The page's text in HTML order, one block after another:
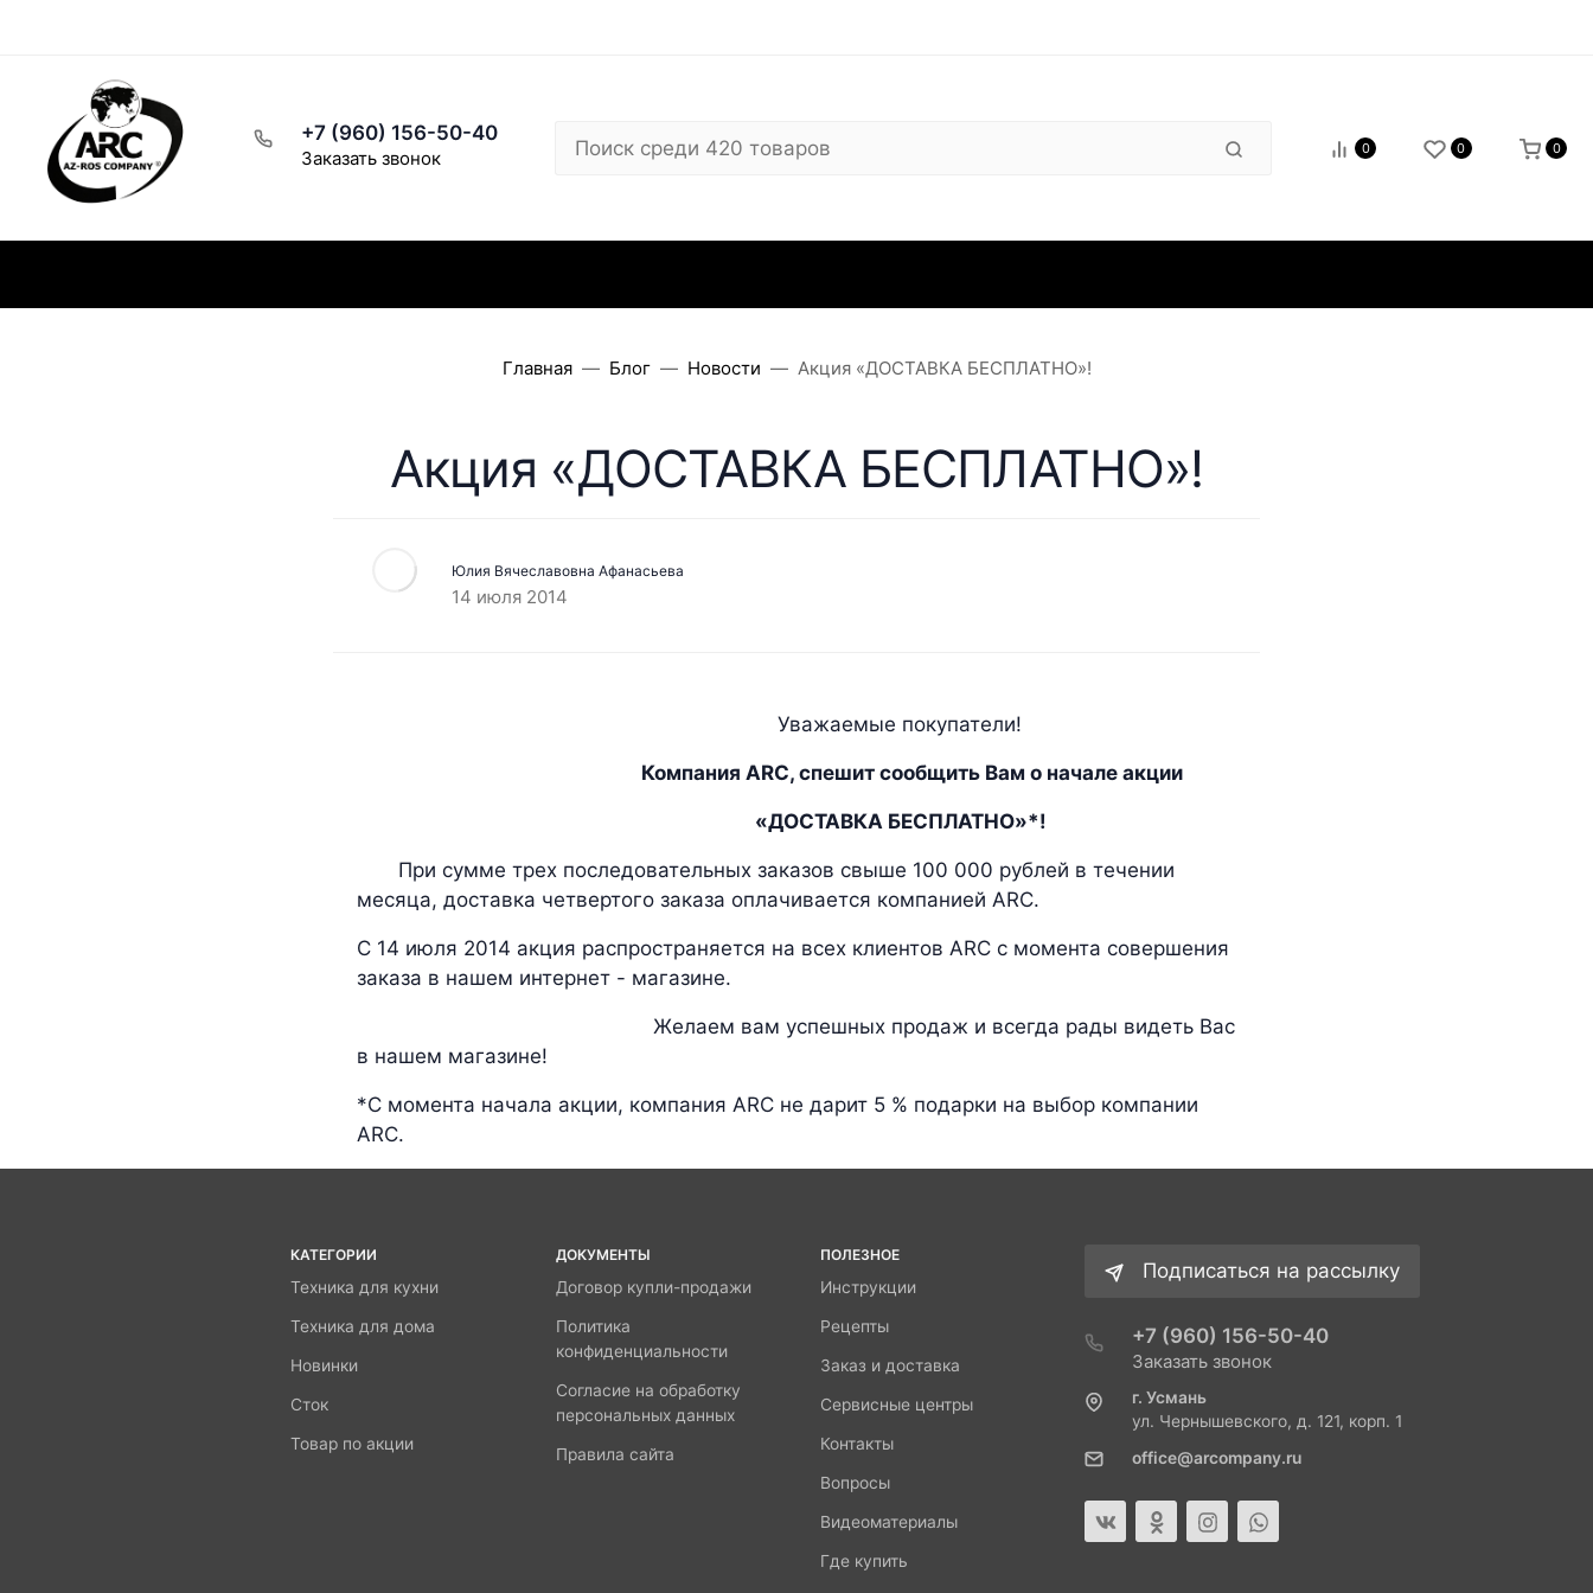
+7 (960) 156-50-40
Заказать звонок 0 0 0
Главная Блог Новости Акция «ДОСТАВКА БЕСПЛАТНО»!
Акция «ДОСТАВКА БЕСПЛАТНО»!
Юлия Вячеславовна Афанасьева
14 июля 2014
Уважаемые покупатели!
КомпанияARC, спешит сообщить Вам о начале акции
«ДОСТАВКА БЕСПЛАТНО»*!
При сумме трех последовательных заказов свыше 100 000 рублей в течении
месяца, доставка четвертого заказа оплачивается компанией ARC.
С 14 июля 2014 акция распространяется на всех клиентов ARC с момента совершения
заказа в нашем интернет - магазине.
Желаем вам успешных продаж и всегда рады видеть Вас
в нашем магазине!
*С момента начала акции, компания ARC не дарит 5 % подарки на выбор компании
ARC.
КАТЕГОРИИ
Техника для кухни
Техника для дома
Новинки
Сток
Товар по акции
ДОКУМЕНТЫ
Договор купли-продажи
Политика
конфиденциальности
Согласие на обработку
персональных данных
Правила сайта
ПОЛЕЗНОЕ
Инструкции
Рецепты
Заказ и доставка
Сервисные центры
Контакты
Вопросы
Видеоматериалы
Где купить
Подписаться на рассылку
+7 (960) 156-50-40
Заказать звонок
г. Усмань
ул. Чернышевского, д. 121, корп. 1
office@arcompany.ru